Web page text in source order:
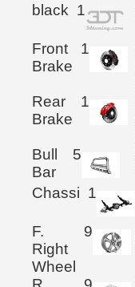
black 1
Front
Brake
1
Rear
Brake
1
Bull
Bar
5
Chassi 1
F.
Right
Wheel
9